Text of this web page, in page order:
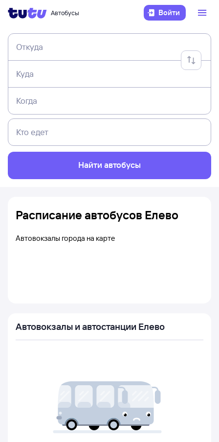
Автобусы Войти
Откуда
Куда
Когда
Кто едет
Найти автобусы
Расписание автобусов Елево
Автовокзалы города на карте
Автовокзалы и автостанции Елево